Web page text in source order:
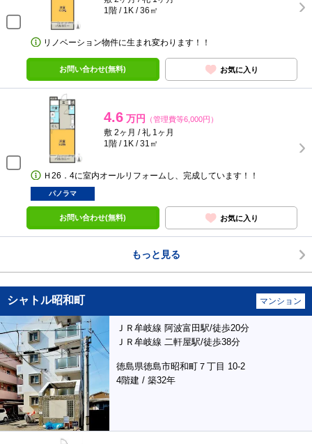
1階 / 1K / 36㎡
リノベーション物件に生まれ変わります！！
お問い合わせ(無料) お気に入り
4.6 万円 （管理費等6,000円）
敷 2ヶ月 / 礼 1ヶ月
1階 / 1K / 31㎡
Ｈ26．4に室内オールリフォームし、完成しています！！
パノラマ
お問い合わせ(無料) お気に入り
もっと見る
シャトル昭和町 マンション
ＪＲ牟岐線 阿波富田駅/徒歩20分
ＪＲ牟岐線 二軒屋駅/徒歩38分
徳島県徳島市昭和町７丁目 10-2
4階建 / 築32年